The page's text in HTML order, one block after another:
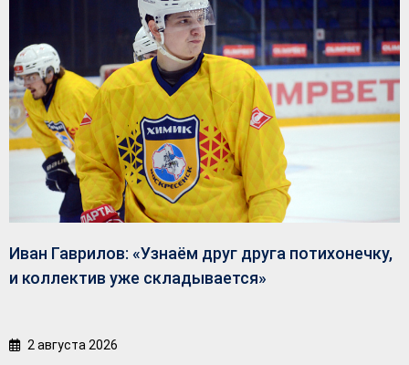
Иван Гаврилов: «Узнаём друг друга потихонечку,
и коллектив уже складывается»
2 августа 2026